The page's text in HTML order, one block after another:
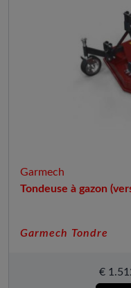
Garmech
Tondeuse à gazon
Garmech Tondre
€